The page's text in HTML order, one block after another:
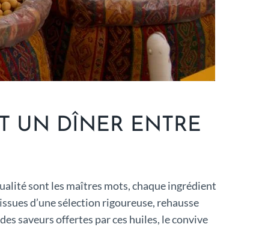
UN DÎNER ENTRE
sont les maîtres mots, chaque ingrédient
d’une sélection rigoureuse, rehausse
saveurs offertes par ces huiles, le convive